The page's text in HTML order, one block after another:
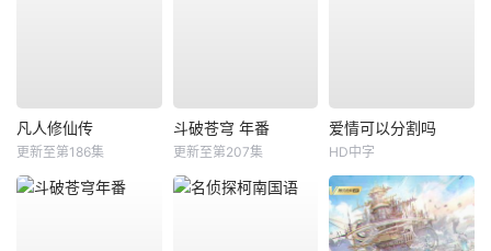
凡人修仙传
更新至第186集
斗破苍穹 年番
更新至第207集
爱情可以分割吗
HD中字